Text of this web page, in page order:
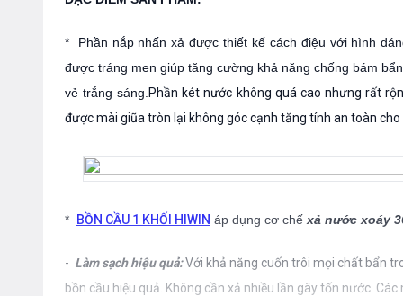
* Phần nắp nhấn xả được thiết kế cách điệu với hình
được tráng men giúp tăng cường khả năng chống bám
vẻ trắng sáng. Phần két nước không quá cao nhưng rất
được mài giũa tròn lại không góc cạnh tăng tính an toàn cho
* BỒN CẦU 1 KHỐI HIWIN áp dụng cơ chế xả nước xoáy
- Làm sạch hiệu quả:Với khả năng cuốn trôi mọi chất bẩn
bồn cầu hiệu quả. Không cần xả nhiều lần gây tốn nước.